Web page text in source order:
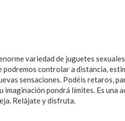
variedad de juguetes
controlar a distancia,
sensaciones. Podéis retaros,
pondrá límites. Es una
Relájate y disfruta.